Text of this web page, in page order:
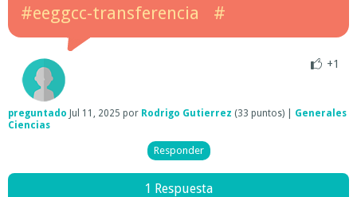
#eeggcc-transferencia
#
+1
preguntado Jul 11, 2025 por Rodrigo Gutierrez (33 puntos)
Generales
Ciencias
1 Respuesta